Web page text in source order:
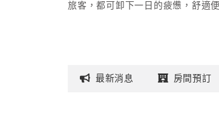
旅客，都可卸下一日的疲憊，舒適
最新消息 房間預訂